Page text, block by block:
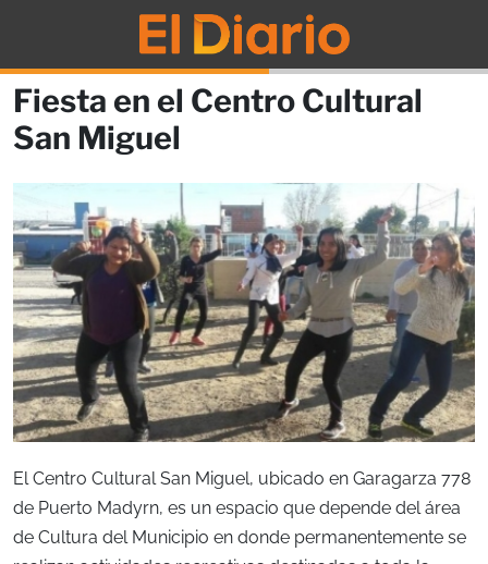
Fiesta en el Centro Cultural
San Miguel
El Centro Cultural San Miguel, ubicado en Garagarza 778
de Puerto Madyrn, es un espacio que depende del área
de Cultura del Municipio en donde permanentemente se